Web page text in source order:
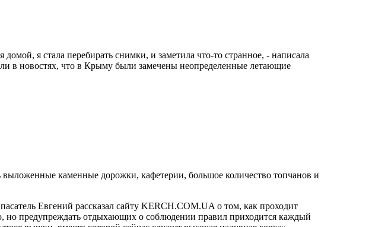
я стала перебирать снимки, и заметила что-то странное, - написала
в новостях, что в Крыму были замечены неопределенные летающие
каменные дорожки, кафетерии, большое количество топчанов и
Евгений рассказал сайту KERCH.COM.UA о том, как проходит
но предупреждать отдыхающих о соблюдении правил приходится каждый